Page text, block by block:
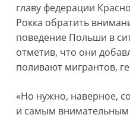
главу федерации
Рокка обратить
поведение Польши в
отметив, что они
поливают мигрантов,
«Но нужно, наверное,
и самым внимательным